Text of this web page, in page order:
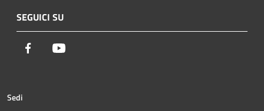
SEGUICI SU
Facebook
Sedi